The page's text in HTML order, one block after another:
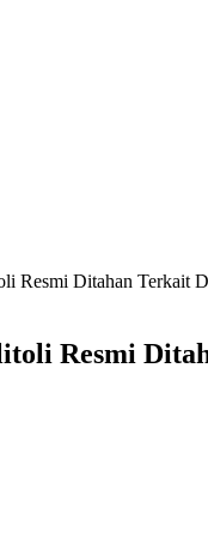
Resmi Ditahan Terkait
Resmi